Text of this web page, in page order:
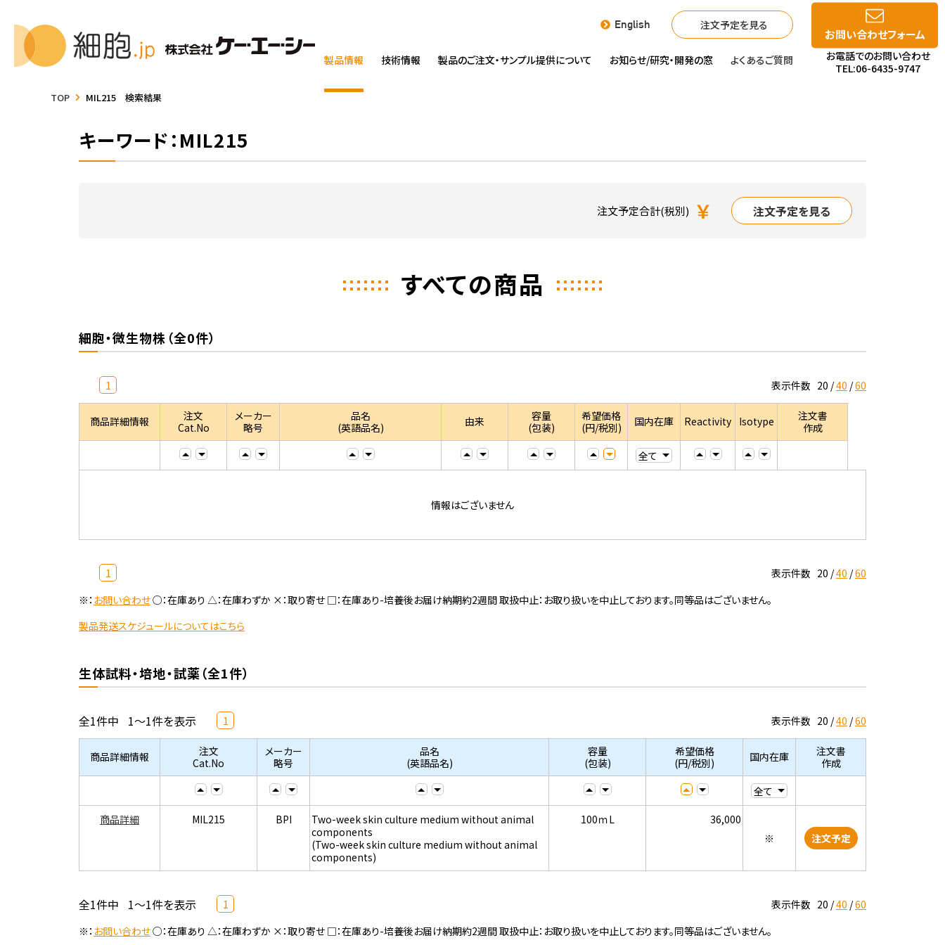
English 注文予定を見る
製品情報 技術情報 製品のご注文・サンプル提供について お知らせ/研究・開発の窓 よくあるご質問
お問い合わせフォーム
お電話でのお問い合わせ
TEL:06-6435-9747
TOP MIL215 検索結果
キーワード：MIL215
注文予定合計(税別) ￥ 注文予定を見る
すべての商品
細胞・微生物株（全0件）
1 表示件数 20 40 60
商品詳細情報
注文
Cat.No
メーカー
略号
品名
(英語品名)
由来
容量
(包装)
希望価格
(円/税別)
国内在庫 Reactivity Isotype
注文書
作成
情報はございません
1 表示件数 20 40 60
※： お問い合わせ○：在庫あり △：在庫わずか ×：取り寄せ □：在庫あり-培養後お届け納期約2週間 取扱中止：お取り扱いを中止しております。同等品はございません。
製品発送スケジュールについてはこちら
生体試料・培地・試薬（全1件）
全1件中 1～1件を表示 1 表示件数 20 40 60
商品詳細情報
注文
Cat.No
メーカー
略号
品名
(英語品名)
容量
(包装)
希望価格
(円/税別)
国内在庫
注文書
作成
商品詳細 MIL215 BPI
Two-week skin culture medium without animal
components
(Two-week skin culture medium without animal
components)
100ｍL
36,000
※
注文予定
全1件中 1～1件を表示 1 表示件数 20 40 60
※： お問い合わせ○：在庫あり △：在庫わずか ×：取り寄せ □：在庫あり-培養後お届け納期約2週間 取扱中止：お取り扱いを中止しております。同等品はございません。